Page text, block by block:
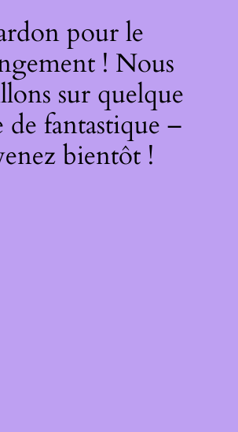
pour le
! Nous
sur quelque
de fantastique –
bientôt !